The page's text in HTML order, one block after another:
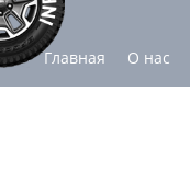
Главная О нас